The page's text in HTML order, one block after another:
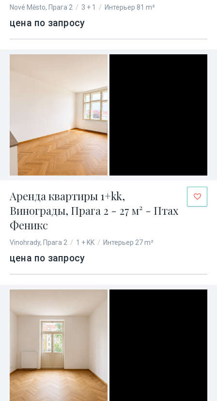
Nové Město, Прага 2 / 3 + 1 / Интерьер 81 m²
цена по запросу
Аренда квартиры 1+kk,
Винограды, Прага 2 - 27 м² - Птах
Феникс
Vinohrady, Прага 2 / 1 + KK / Интерьер 27 m²
цена по запросу